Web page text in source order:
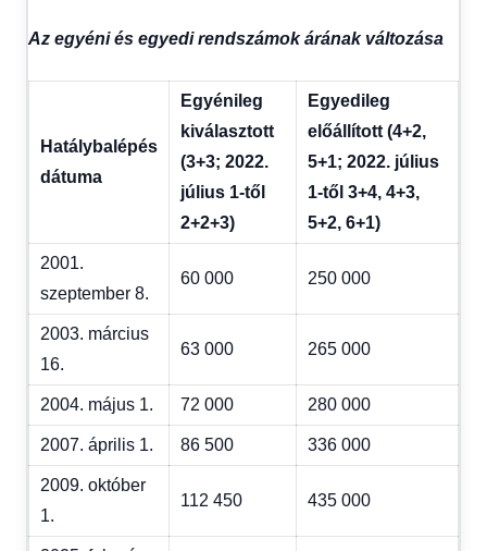
Az egyéni és egyedi rendszámok árának változása
Hatálybalépés
dátuma
Egyénileg
kiválasztott
(3+3; 2022.
július 1-től
2+2+3)
Egyedileg
előállított (4+2,
5+1; 2022. július
1-től 3+4, 4+3,
5+2, 6+1)
2001.
szeptember 8.
60 000 250 000
2003. március
16.
63 000 265 000
2004. május 1. 72 000 280 000
2007. április 1. 86 500 336 000
2009. október
1.
112 450 435 000